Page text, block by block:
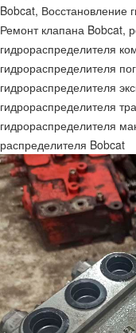
Bobcat, Восстановление
Ремонт клапана Bobcat,
гидрораспределителя
гидрораспределителя
гидрораспределителя
гидрораспределителя
гидрораспределителя
распределителя Bobcat